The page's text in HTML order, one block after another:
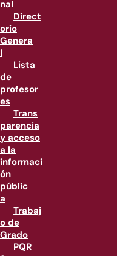
nal
Direct
orio
Genera
l
Lista
de
profesor
es
Trans
parencia
y acceso
a la
informaci
ón
públic
a
Trabaj
o de
Grado
PQR